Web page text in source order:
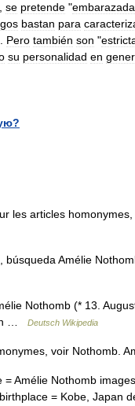
se pretende "embarazada
bastan para
Pero también son "
su personalidad en
les articles
Amélie
Nothomb (* 13.
…
Deutsch Wikipedia
voir Nothomb.
Amélie Nothomb
= Kobe, Japan